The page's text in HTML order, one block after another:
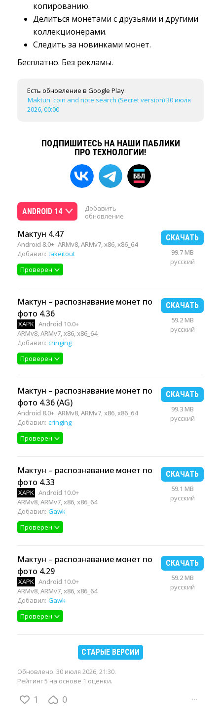
копированию.
Делиться монетами с друзьями и другими
коллекционерами.
Следить за новинками монет.
Бесплатно. Без рекламы.
Есть обновление в Google Play:
Maktun: coin and note search (Secret version) 30 июля
2026, 00:00
ПОДПИШИТЕСЬ НА НАШИ ПАБЛИКИ
ПРО ТЕХНОЛОГИИ!
ANDROID 14
Добавить
обновление
Мактун 4.47
Android 8.0+ ARMv8, ARMv7, x86, x86_64
Добавил: takeitout
Проверен
СКАЧАТЬ
99.7 MB
русский
Мактун – распознавание монет по
фото 4.36
XAPK Android 10.0+
ARMv8, ARMv7, x86, x86_64
Добавил: cringing
Проверен
СКАЧАТЬ
59.2 MB
русский
Мактун – распознавание монет по
фото 4.36 (AG)
Android 8.0+ ARMv8, ARMv7, x86, x86_64
Добавил: cringing
Проверен
СКАЧАТЬ
99.3 MB
русский
Мактун – распознавание монет по
фото 4.33
XAPK Android 10.0+
ARMv8, ARMv7, x86, x86_64
Добавил: Gawk
Проверен
СКАЧАТЬ
59.1 MB
русский
Мактун – распознавание монет по
фото 4.29
XAPK Android 10.0+
ARMv8, ARMv7, x86, x86_64
Добавил: Gawk
Проверен
СКАЧАТЬ
59.2 MB
русский
СТАРЫЕ ВЕРСИИ
Обновлено: 30 июля 2026, 21:30.
Рейтинг 5 на основе 1 оценки.
1 0 ···